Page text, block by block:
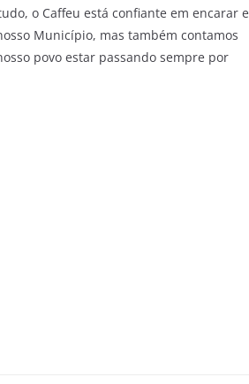
o Caffeu está confiante em encarar e
Município, mas também contamos
povo estar passando sempre por